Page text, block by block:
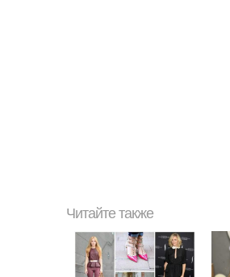
Читайте также